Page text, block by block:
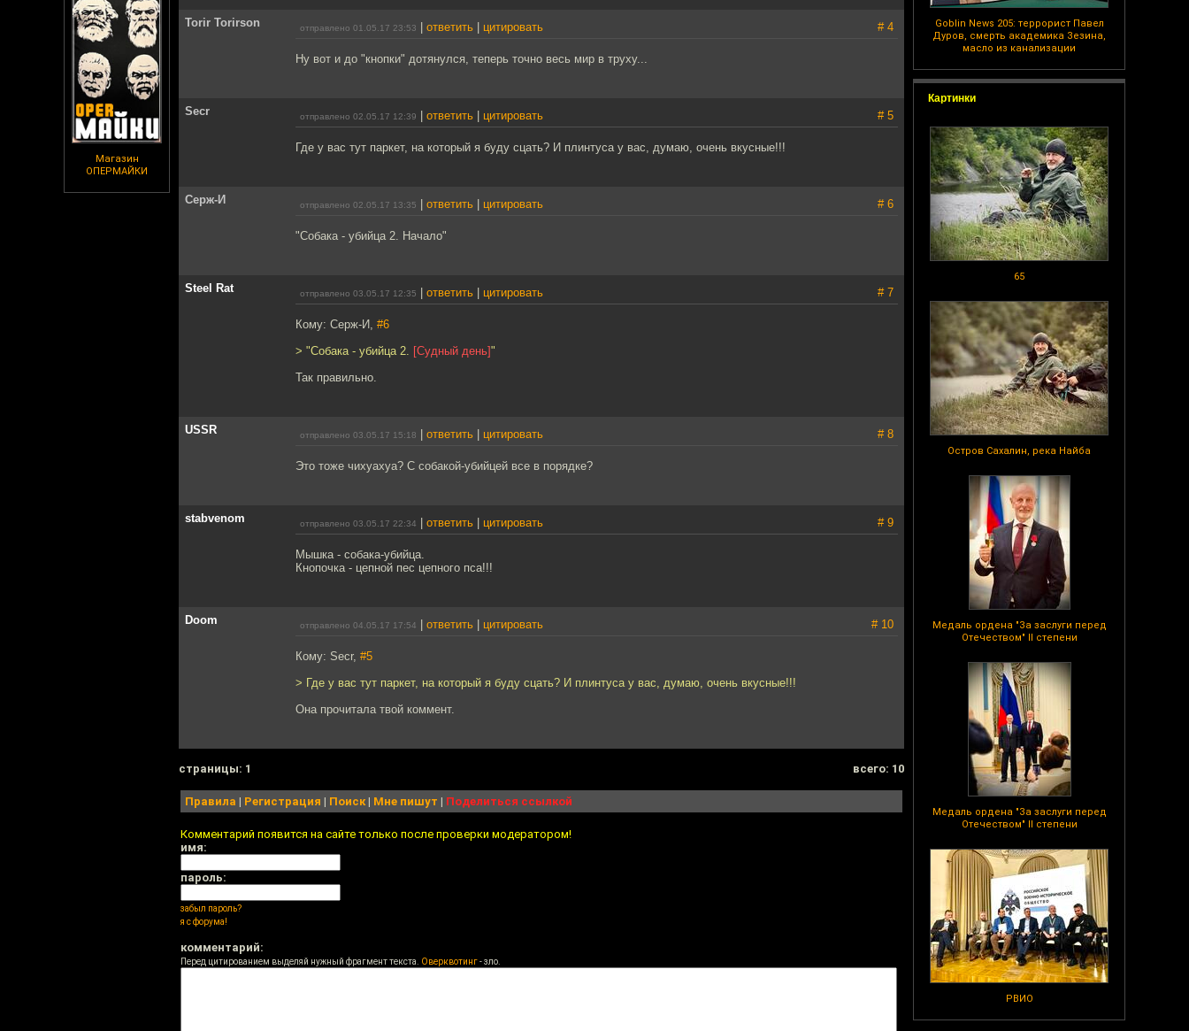
Магазин
ОПЕРМАЙКИ
Goblin News 205: террорист Павел
Дуров, смерть академика Зезина,
масло из канализации
Картинки
65
Остров Сахалин, река Найба
Медаль ордена "За заслуги перед
Отечеством" II степени
Медаль ордена "За заслуги перед
Отечеством" II степени
РВИО
Torir Torirson отправлено 01.05.17 23:53 ответить цитировать # 4
Ну вот и до "кнопки" дотянулся, теперь точно весь мир в труху...
Secr отправлено 02.05.17 12:39 ответить цитировать # 5
Где у вас тут паркет, на который я буду сцать? И плинтуса у вас, думаю, очень вкусные!!!
Серж-И отправлено 02.05.17 13:35 ответить цитировать # 6
"Собака - убийца 2. Начало"
Steel Rat отправлено 03.05.17 12:35 ответить цитировать # 7
Кому: Серж-И, #6
> "Собака - убийца 2. [Судный день]"
Так правильно.
USSR отправлено 03.05.17 15:18 ответить цитировать # 8
Это тоже чихуахуа? С собакой-убийцей все в порядке?
stabvenom отправлено 03.05.17 22:34 ответить цитировать # 9
Мышка - собака-убийца.
Кнопочка - цепной пес цепного пса!!!
Doom отправлено 04.05.17 17:54 ответить цитировать # 10
Кому: Secr, #5
> Где у вас тут паркет, на который я буду сцать? И плинтуса у вас, думаю, очень вкусные!!!
Она прочитала твой коммент.
cтраницы: 1 всего: 10
Правила | Регистрация | Поиск| Мне пишут | Поделиться ссылкой
Комментарий появится на сайте только после проверки модератором!
имя:
пароль:
забыл пароль?
я с форума!
комментарий:
Перед цитированием выделяй нужный фрагмент текста. Оверквотинг- зло.